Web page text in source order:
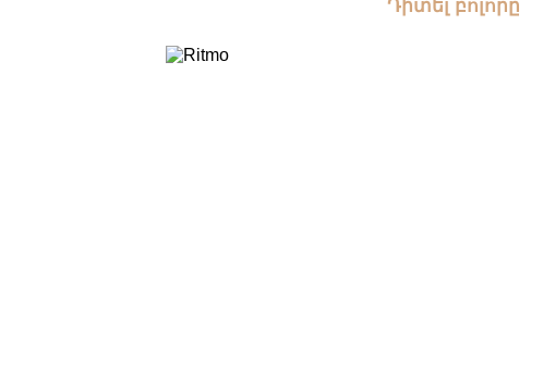
Դիտել բոլորը